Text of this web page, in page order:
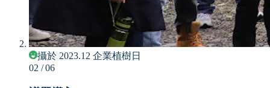
攝於 2023.12 企業植樹日
02 / 06